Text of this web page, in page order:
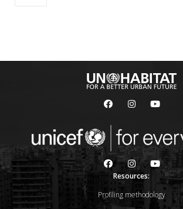
Resources:
Profiling methodology